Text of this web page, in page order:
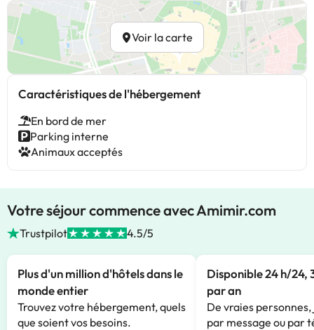
Voir la carte
Caractéristiques de l'hébergement
En bord de mer
Parking interne
Animaux acceptés
Votre séjour commence avec Amimir.com
Trustpilot 4.5/5
Plus d'un million d'hôtels dans le
monde entier
Trouvez votre hébergement, quels
que soient vos besoins.
Disponible 24 h/24,
par an
De vraies
par message ou par